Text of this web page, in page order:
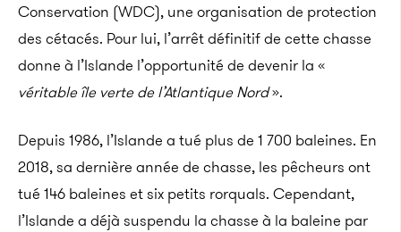
Conservation (WDC), une organisation de protection
des cétacés. Pour lui, l’arrêt définitif de cette chasse
donne à l’Islande l’opportunité de devenir la «
véritable île verte de l’Atlantique Nord».
Depuis 1986, l’Islande a tué plus de 1 700 baleines. En
2018, sa dernière année de chasse, les pêcheurs ont
tué 146 baleines et six petits rorquals. Cependant,
l’Islande a déjà suspendu la chasse à la baleine par